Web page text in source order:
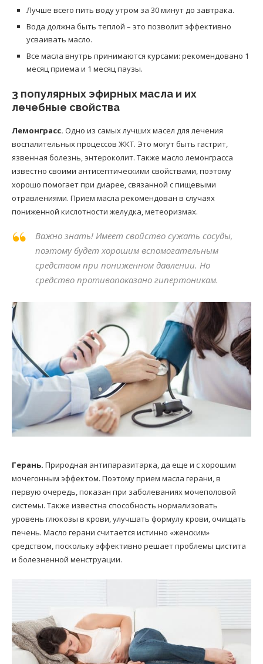
Лучше всего пить воду утром за 30 минут до завтрака.
Вода должна быть теплой – это позволит эффективно
усваивать масло.
Все масла внутрь принимаются курсами: рекомендовано 1
месяц приема и 1 месяц паузы.
3 популярных эфирных масла и их
лечебные свойства
Лемонграсс. Одно из самых лучших масел для лечения
воспалительных процессов ЖКТ. Это могут быть гастрит,
язвенная болезнь, энтероколит. Также масло лемонграсса
известно своими антисептическими свойствами, поэтому
хорошо помогает при диарее, связанной с пищевыми
отравлениями. Прием масла рекомендован в случаях
пониженной кислотности желудка, метеоризмах.
Важно знать! Имеет свойство сужать сосуды,
поэтому будет хорошим вспомогательным
средством при пониженном давлении. Но
средство противопоказано гипертоникам.
Герань. Природная антипаразитарка, да еще и с хорошим
мочегонным эффектом. Поэтому прием масла герани, в
первую очередь, показан при заболеваниях мочеполовой
системы. Также известна способность нормализовать
уровень глюкозы в крови, улучшать формулу крови, очищать
печень. Масло герани считается истинно «женским»
средством, поскольку эффективно решает проблемы цистита
и болезненной менструации.